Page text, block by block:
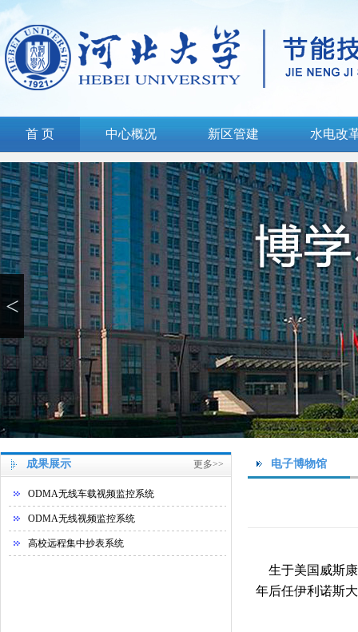
首 页 中心概况 新区管建 水电改
<
成果展示 更多>>
ODMA无线车载视频监控系统
ODMA无线视频监控系统
高校远程集中抄表系统
电子博物馆
生于美国威斯
年后任伊利诺斯